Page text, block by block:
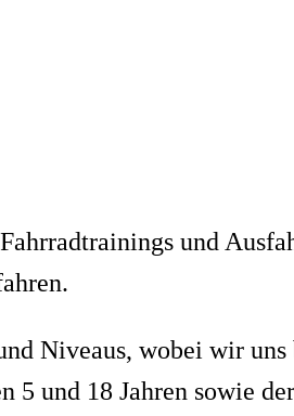
und
Niveaus, wobei wir uns
und 18 Jahren sowie